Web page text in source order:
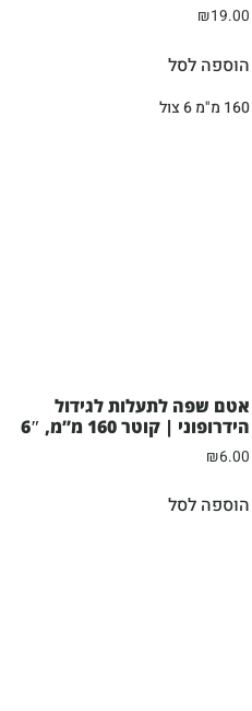
₪19.00
הוספה לסל
160 מ"מ 6 צול
אטם שפה לתעלות לגידול
הידרופוני | קוטר 160 מ”מ, 6″
₪6.00
הוספה לסל